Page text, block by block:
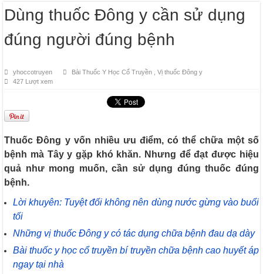
Dùng thuốc Đông y cần sử dụng
đúng người đúng bệnh
yhoccotruyen Bài Thuốc Y Học Cổ Truyền ,Vị thuốc Đông y
427 Lượt xem
Thuốc Đông y vốn nhiều ưu điểm, có thể chữa một số
bệnh mà Tây y gặp khó khăn. Nhưng để đạt được hiệu
quả như mong muốn, cần sử dụng đúng thuốc đúng
bệnh.
Lời khuyên: Tuyệt đối không nên dùng nước gừng vào buổi
tối
Những vị thuốc Đông y có tác dụng chữa bệnh đau dạ dày
Bài thuốc y học cổ truyền bí truyền chữa bệnh cao huyết áp
ngay tại nhà